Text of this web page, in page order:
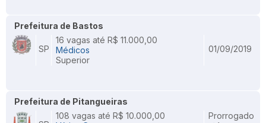
Prefeitura de Bastos
SP
16 vagas até R$ 11.000,00
Médicos
Superior
01/09/2019
Prefeitura de Pitangueiras
108 vagas até R$ 10.000,00
Prorrogado